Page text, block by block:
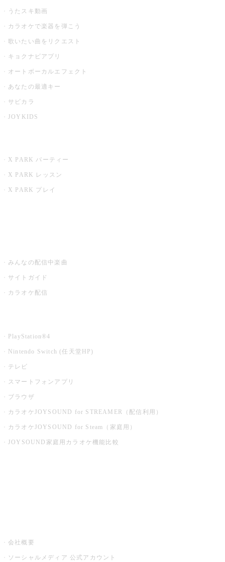
うたスキ動画
カラオケで楽器を弾こう
歌いたい曲をリクエスト
キョクナビアプリ
オートボーカルエフェクト
あなたの最適キー
サビカラ
JOYKIDS
X PARK パーティー
X PARK レッスン
X PARK プレイ
みんなの配信中楽曲
サイトガイド
カラオケ配信
PlayStation®4
Nintendo Switch (任天堂HP)
テレビ
スマートフォンアプリ
ブラウザ
カラオケJOYSOUND for STREAMER（配信利用）
カラオケJOYSOUND for Steam（家庭用）
JOYSOUND家庭用カラオケ機能比較
会社概要
ソーシャルメディア 公式アカウント